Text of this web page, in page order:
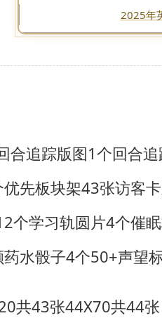
2025年
合追踪版图1个回合
先板块架43张访客
个学习轨圆片4个催
药水骰子4个50+声望
共43张44X70共44张